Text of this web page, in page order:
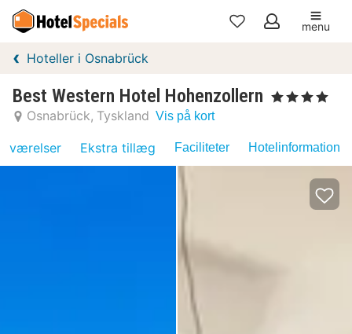
Mine
menu
Hoteller i Osnabrück
Best Western Hotel Hohenzollern , 4 Stjerner
Osnabrück Tyskland Vis på kort
værelser Ekstra tillæg Faciliteter Hotelinformation